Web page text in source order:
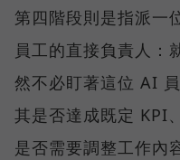
第四階段則是指派一
員工的直接負責人：
然不必盯著這位 AI
其是否達成既定 KPI
是否需要調整工作內